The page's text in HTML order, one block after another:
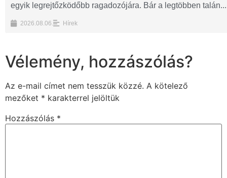
egyik legrejtőzködőbb ragadozójára. Bár a legtöbben talán...
2026.08.06. Hírek
Vélemény, hozzászólás?
Az e-mail címet nem tesszük közzé. A kötelező
mezőket * karakterrel jelöltük
Hozzászólás *